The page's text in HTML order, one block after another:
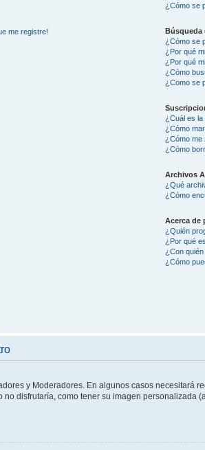
me registre!
¿Cómo se
Búsqueda
¿Cómo se
¿Por qué
¿Por qué
¿Cómo
¿Como se
¿Cuál es
¿Cómo
¿Cómo me
¿Cómo
Archivos
¿Qué
¿Cómo
Acerca de
¿Quién
¿Por qué
¿Con
¿Cómo
y Moderadores. En algunos casos necesitará
disfrutaría, como tener su imagen personalizada